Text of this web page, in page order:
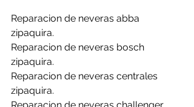
Reparacion de neveras abba
zipaquira.
Reparacion de neveras bosch
zipaquira.
Reparacion de neveras centrales
zipaquira.